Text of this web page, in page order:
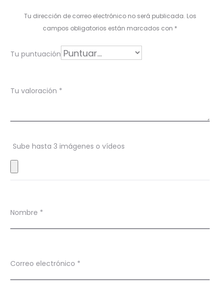
r
i
o
e
s
Tu dirección de correo electrónico no será publicada. Los
campos obligatorios están marcados con *
Tu puntuación
Tu valoración *
Sube hasta 3 imágenes o vídeos
Nombre *
Correo electrónico *